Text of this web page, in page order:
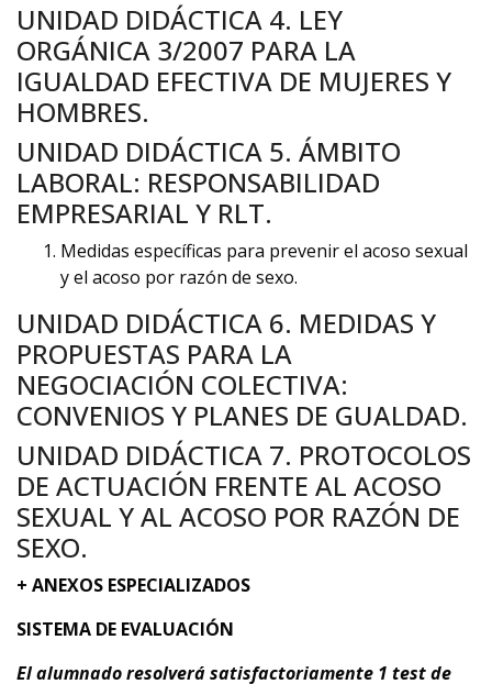
UNIDAD DIDÁCTICA 4. LEY
ORGÁNICA 3/2007 PARA LA
IGUALDAD EFECTIVA DE MUJERES Y
HOMBRES.
UNIDAD DIDÁCTICA 5. ÁMBITO
LABORAL: RESPONSABILIDAD
EMPRESARIAL Y RLT.
Medidas específicas para prevenir el acoso sexual
y el acoso por razón de sexo.
UNIDAD DIDÁCTICA 6. MEDIDAS Y
PROPUESTAS PARA LA
NEGOCIACIÓN COLECTIVA:
CONVENIOS Y PLANES DE GUALDAD.
UNIDAD DIDÁCTICA 7. PROTOCOLOS
DE ACTUACIÓN FRENTE AL ACOSO
SEXUAL Y AL ACOSO POR RAZÓN DE
SEXO.
+ ANEXOS ESPECIALIZADOS
SISTEMA DE EVALUACIÓN
El alumnado resolverá satisfactoriamente 1 test de